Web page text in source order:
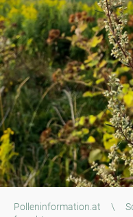
Polleninformation.at \